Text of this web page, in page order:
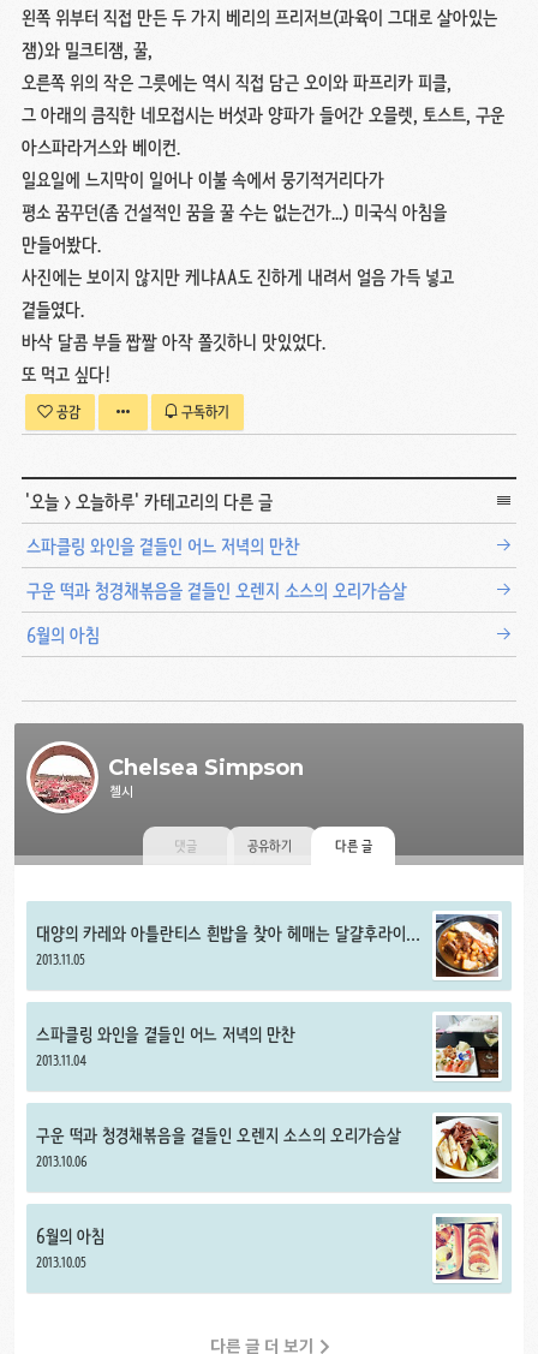
왼쪽 위부터 직접 만든 두 가지 베리의 프리저브(과육이 그대로 살아있는
잼)와 밀크티잼, 꿀,
오른쪽 위의 작은 그릇에는 역시 직접 담근 오이와 파프리카 피클,
그 아래의 큼직한 네모접시는 버섯과 양파가 들어간 오믈렛, 토스트, 구운
아스파라거스와 베이컨.
일요일에 느지막이 일어나 이불 속에서 뭉기적거리다가
평소 꿈꾸던(좀 건설적인 꿈을 꿀 수는 없는건가...) 미국식 아침을
만들어봤다.
사진에는 보이지 않지만 케냐AA도 진하게 내려서 얼음 가득 넣고
곁들였다.
바삭 달콤 부들 짭짤 아작 쫄깃하니 맛있었다.
또 먹고 싶다!
공감 구독하기
'오늘 >오늘하루' 카테고리의 다른 글
스파클링 와인을 곁들인 어느 저녁의 만찬
구운 떡과 청경채볶음을 곁들인 오렌지 소스의 오리가슴살
6월의 아침
Chelsea Simpson
첼시
댓글 공유하기 다른 글
대양의 카레와 아틀란티스 흰밥을 찾아 헤매는 달걀후라이
함선
2013.11.05
스파클링 와인을 곁들인 어느 저녁의 만찬
2013.11.04
구운 떡과 청경채볶음을 곁들인 오렌지 소스의 오리가슴살
2013.10.06
6월의 아침
2013.10.05
다른 글 더 보기